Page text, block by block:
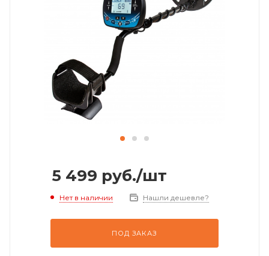
5 499 руб./шт
Нет в наличии Нашли дешевле?
ПОД ЗАКАЗ